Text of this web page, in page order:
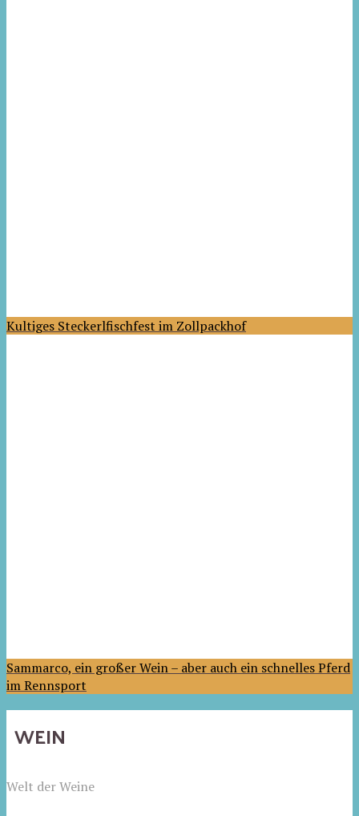
Kultiges Steckerlfischfest im Zollpackhof
Sammarco, ein großer Wein – aber auch ein schnelles Pferd
im Rennsport
WEIN
Welt der Weine